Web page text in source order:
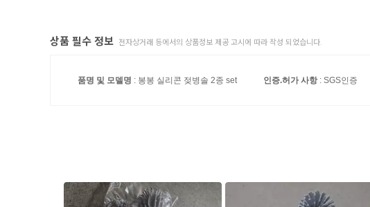
상품 필수 정보 전자상거래 등에서의 상품정보 제공 고시에 따라 작성 되었습니다.
품명 및 모델명 : 봉봉 실리콘 젖병솔 2종 set 인증.허가 사항: SGS인증